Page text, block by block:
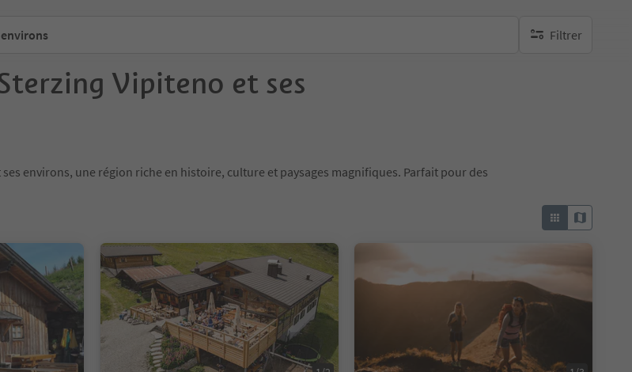
Filtrer
aucun filtre actif
Vipiteno et ses
environs, une région riche en histoire, culture et paysages magnifiques. Parfait pour des